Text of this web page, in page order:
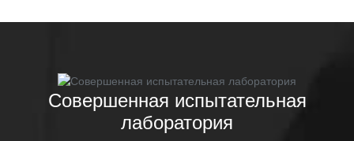
Совершенная испытательная
лаборатория